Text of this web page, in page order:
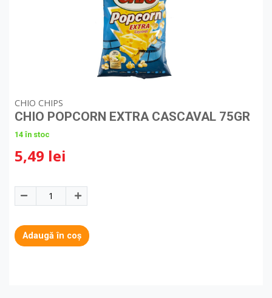
CHIO CHIPS
CHIO POPCORN EXTRA CASCAVAL 75GR
14 în stoc
5,49 lei
Adaugă în coș